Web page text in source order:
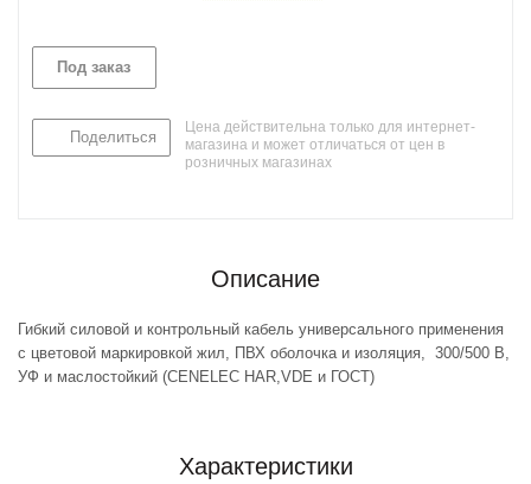
Под заказ
Поделиться
Цена действительна только для интернет-
магазина и может отличаться от цен в
розничных магазинах
Описание
Гибкий силовой и контрольный кабель универсального применения
с цветовой маркировкой жил, ПВХ оболочка и изоляция, 300/500 В,
УФ и маслостойкий (CENELEC HAR,VDE и ГОСТ)
Характеристики